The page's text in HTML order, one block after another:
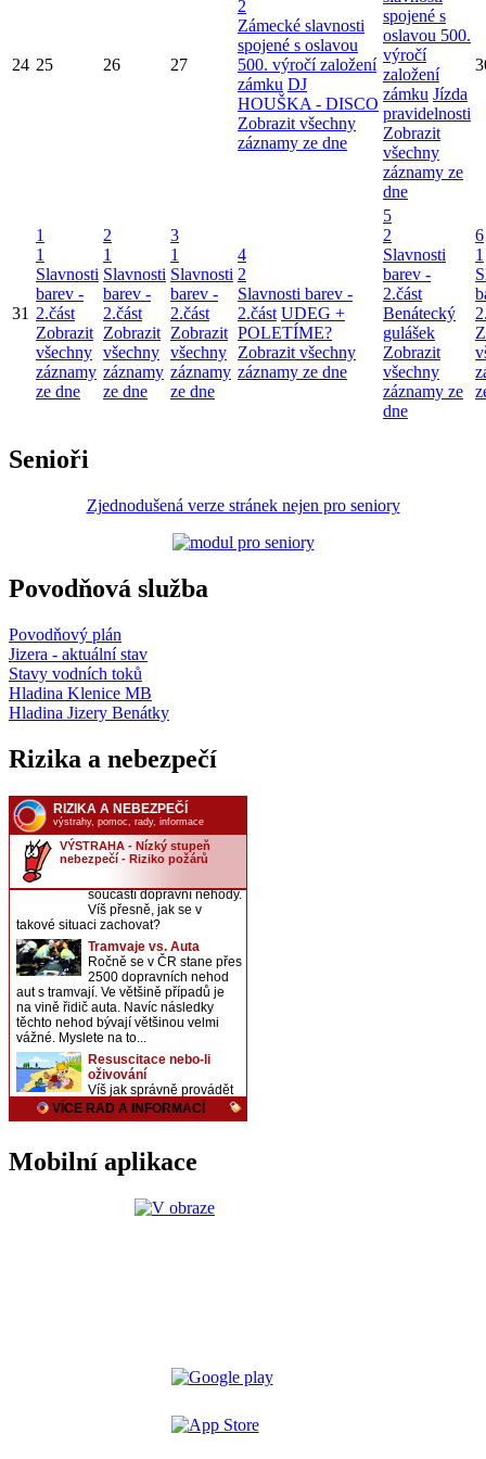
24 25 26 27
2
Zámecké slavnosti
spojené s oslavou
500. výročí založení
zámku DJ
HOUŠKA - DISCO
Zobrazit všechny
záznamy ze dne
spojené s
oslavou 500.
výročí
založení
zámku Jízda
pravidelnosti
Zobrazit
všechny
záznamy ze
dne
31
1
1
Slavnosti
barev -
2.část
Zobrazit
všechny
záznamy
ze dne
2
1
Slavnosti
barev -
2.část
Zobrazit
všechny
záznamy
ze dne
3
1
Slavnosti
barev -
2.část
Zobrazit
všechny
záznamy
ze dne
4
2
Slavnosti barev -
2.část UDEG +
POLETÍME?
Zobrazit všechny
záznamy ze dne
5
2
Slavnosti
barev -
2.část
Benátecký
gulášek
Zobrazit
všechny
záznamy ze
dne
6
1
Senioři
Zjednodušená verze stránek nejen pro seniory
Povodňová služba
Povodňový plán
Jizera - aktuální stav
Stavy vodních toků
Hladina Klenice MB
Hladina Jizery Benátky
Rizika a nebezpečí
Mobilní aplikace